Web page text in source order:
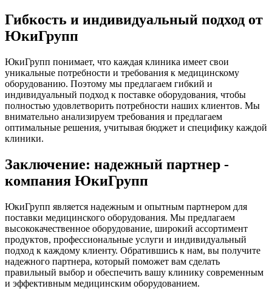
Гибкость и индивидуальный подход от
ЮкиГрупп
ЮкиГрупп понимает, что каждая клиника имеет свои
уникальные потребности и требования к медицинскому
оборудованию. Поэтому мы предлагаем гибкий и
индивидуальный подход к поставке оборудования, чтобы
полностью удовлетворить потребности наших клиентов. Мы
внимательно анализируем требования и предлагаем
оптимальные решения, учитывая бюджет и специфику каждой
клиники.
Заключение: надежный партнер -
компания ЮкиГрупп
ЮкиГрупп является надежным и опытным партнером для
поставки медицинского оборудования. Мы предлагаем
высококачественное оборудование, широкий ассортимент
продуктов, профессиональные услуги и индивидуальный
подход к каждому клиенту. Обратившись к нам, вы получите
надежного партнера, который поможет вам сделать
правильный выбор и обеспечить вашу клинику современным
и эффективным медицинским оборудованием.